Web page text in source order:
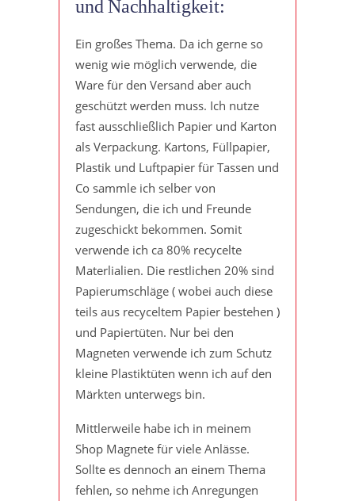
und Nachhaltigkeit:
Ein großes Thema. Da ich gerne so
wenig wie möglich verwende, die
Ware für den Versand aber auch
geschützt werden muss. Ich nutze
fast ausschließlich Papier und Karton
als Verpackung. Kartons, Füllpapier,
Plastik und Luftpapier für Tassen und
Co sammle ich selber von
Sendungen, die ich und Freunde
zugeschickt bekommen. Somit
verwende ich ca 80% recycelte
Materlialien. Die restlichen 20% sind
Papierumschläge ( wobei auch diese
teils aus recyceltem Papier bestehen )
und Papiertüten. Nur bei den
Magneten verwende ich zum Schutz
kleine Plastiktüten wenn ich auf den
Märkten unterwegs bin.
Mittlerweile habe ich in meinem
Shop Magnete für viele Anlässe.
Sollte es dennoch an einem Thema
fehlen, so nehme ich Anregungen